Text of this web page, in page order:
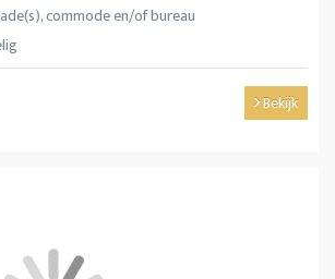
commode en/of bureau
Bekijk